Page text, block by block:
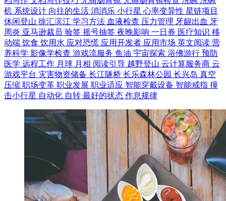
机 系统设计 向往的生活 消消乐 小行星 心率变异性 星链项目
休闲登山 徐汇滨江 学习方法 血液检查 压力管理 牙龈出血 牙
周炎 亚马逊裁员 验签 摇号抽签 夜晚影响 一日券 医疗知识 移
动端 饮食 饮用水 应对恐慌 应用开发者 应用市场 英文阅读 营
养科学 影像学检查 游戏流服务 鱼油 宇宙探索 浴佛游行 预防
医学 远程工作 月球 月相 阅读引导 越野登山 云计算服务商 云
游戏平台 灾害物资储备 长江隧桥 长乐森林公园 长兴岛 真空
压缩 职场变革 职业发展 职业适应 智能穿戴设备 智能戒指 撞
击小行星 自动化 自转 最好的状态 作息规律